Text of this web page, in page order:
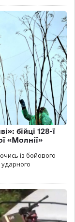
бійці 128-ї
«Молнії»
із бойового
ударного